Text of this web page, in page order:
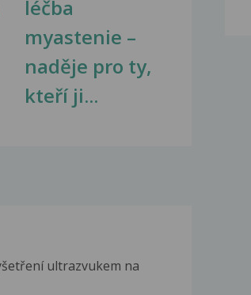
léčba
myastenie –
naděje pro ty,
kteří ji...
ultrazvukem na